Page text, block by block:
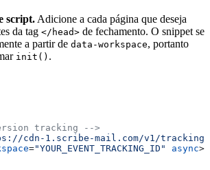
script. Adicione a cada página que deseja
da tag </head> de fechamento. O snippet se
a partir de data-workspace, portanto
init() .
tracking -->
cdn-1.scribe-mail.com/v1/
="YOUR_EVENT_TRACKING_ID" async